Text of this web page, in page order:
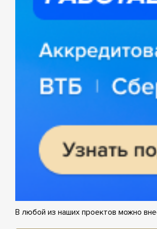
В любой из наших проектов можно